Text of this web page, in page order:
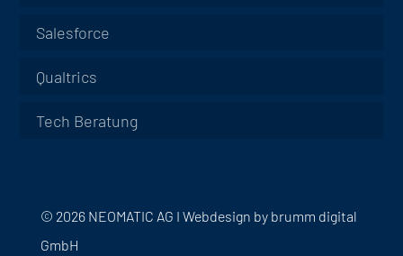
Salesforce
Qualtrics
Tech Beratung
© 2026 NEOMATIC AG I Webdesign by brumm digital
GmbH